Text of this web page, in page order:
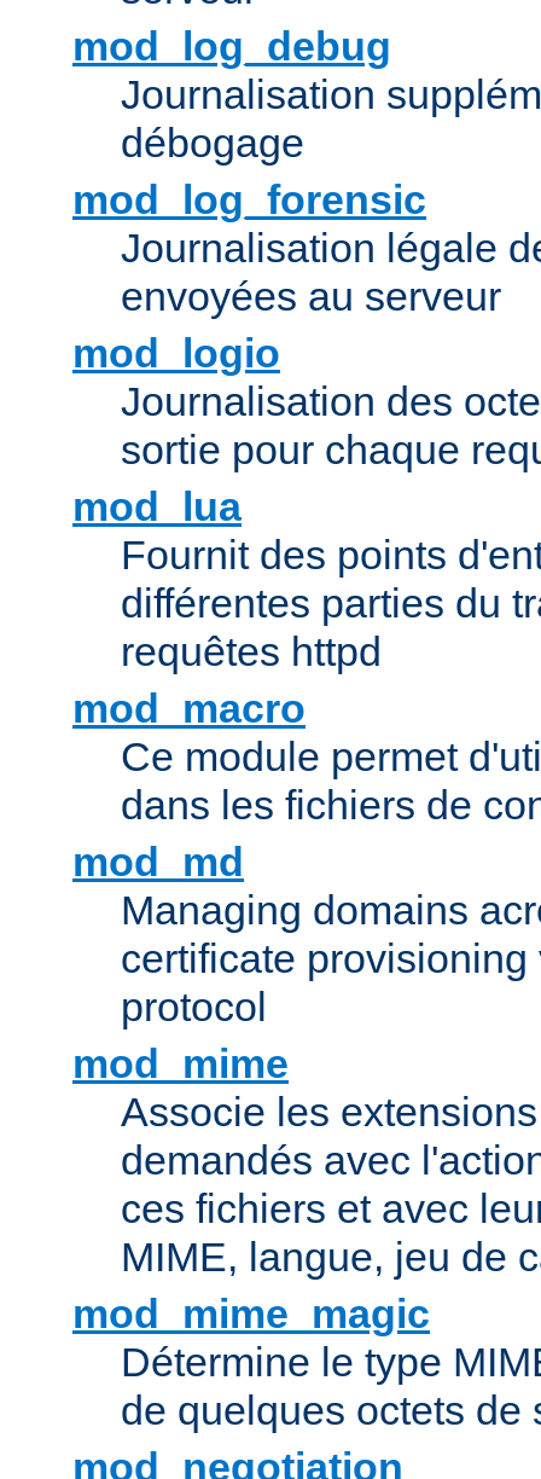
mod_log_debug
Journalisation
débogage
mod_log_forensic
Journalisation légale
envoyées au serveur
mod_logio
Journalisation des
sortie pour chaque
mod_lua
Fournit des points
différentes parties du
requêtes httpd
mod_macro
Ce module permet
dans les fichiers de
mod_md
Managing domains
certificate provisioning
protocol
mod_mime
Associe les
demandés avec
ces fichiers et avec
MIME, langue, jeu de
mod_mime_magic
Détermine le type
de quelques octets de
mod_negotiation